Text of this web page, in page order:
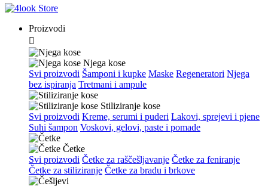
Proizvodi

Njega kose
Svi proizvodi Šamponi i kupke Maske Regeneratori Njega
bez ispiranja Tretmani i ampule
Stiliziranje kose
Svi proizvodi Kreme, serumi i puderi Lakovi, sprejevi i pjene
Suhi šampon Voskovi, gelovi, paste i pomade
Četke
Svi proizvodi Četke za raščešljavanje Četke za feniranje
Četke za stiliziranje Četke za bradu i brkove